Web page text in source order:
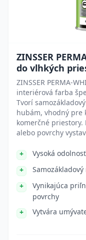
ZINSSER
do vlhkých
ZINSSER PERMA-
interiérová farba
Tvorí
hubám, vhodný pre
komerčné
alebo povrchy
Vysoká
Vynikajúca
povrchy
Vytvára